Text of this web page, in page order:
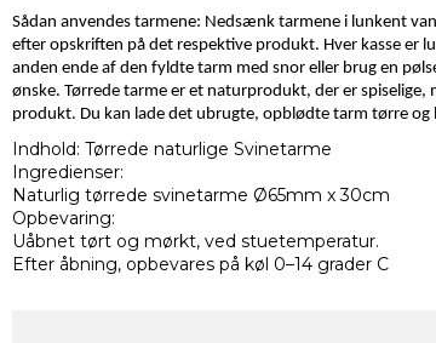
Sådan anvendes tarmene: Nedsænk tarmene i lunkent
efter opskriften på det respektive produkt. Hver kasse er
anden ende af den fyldte tarm med snor eller brug en
ønske. Tørrede tarme er et naturprodukt, der er
produkt. Du kan lade det ubrugte, opblødte tarm tørre og
Indhold: Tørrede naturlige Svinetarme
Ingredienser:
Naturlig tørrede svinetarme Ø65mm x 30cm
Opbevaring:
Uåbnet tørt og mørkt, ved stuetemperatur.
Efter åbning, opbevares på køl 0–14 grader C